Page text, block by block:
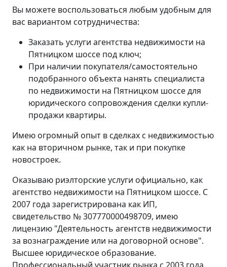
Вы можете воспользоваться любым удобным для
вас вариантом сотрудничества:
Заказать услуги агентства недвижимости на
Пятницком шоссе под ключ;
При наличии покупателя/самостоятельно
подобранного объекта нанять специалиста
по недвижимости на Пятницком шоссе для
юридического сопровождения сделки купли-
продажи квартиры.
Имею огромный опыт в сделках с недвижимостью
как на вторичном рынке, так и при покупке
новостроек.
Оказываю риэлторские услуги официально, как
агентство недвижимости на Пятницком шоссе. С
2007 года зарегистрирована как ИП,
свидетельство № 307770000498709, имею
лицензию "Деятельность агентств недвижимости
за вознаграждение или на договорной основе".
Высшее юридическое образование.